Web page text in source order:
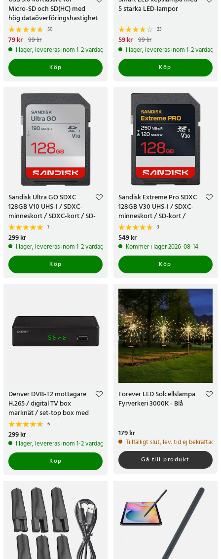
Micro-SD och SD(HC) med
hög dataöverföringshastighet
50
Nuvarande pris
pris:99 kr
79 kr 99 kr
I lager, levereras inom 1-2 vardagar
Köp
5 starka LED-lampor
23
Nuvarande pris
pris:99 kr
59 kr 99 kr
I lager, levereras inom 1-2 vardagar
Köp
Sandisk Ultra GO SDXC
128GB V10 UHS-I / SDXC-
minneskort / SDXC-kort / SD-
kort / flashminneskort
1
Pris:299 kr
299 kr
I lager, levereras inom 1-2 vardagar
Köp
Sandisk Extreme Pro SDXC
128GB V30 UHS-I / SDXC-
minneskort / SD-kort /
flashminneskort
3
Pris:549 kr
549 kr
Kommer i lager 2026-08-14
Köp
Denver DVB-T2 mottagare
H.265 / digital TV box
marknät / set-top box med
USB-uppspelning
6
Pris:299 kr
299 kr
I lager, levereras inom 1-2 vardagar
Köp
Forever LED Solcellslampa
Fyrverkeri 3000K - Blå
Pris:179 kr
179 kr
Tillfälligt slut, lev. tid ej bekräftad.
Gå till produkt